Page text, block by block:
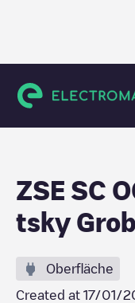
Chorvátsky Grob
ZSE SC
tsky
Oberfläche
Created at 17/01/